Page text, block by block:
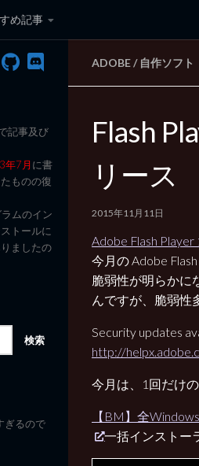
め記事
ュータ日記
ADOBE/ 自作ソフト
Flash
リース
2015年11月11日
Adobe Flash Player
今月の Adobe
脆弱性が明らかに
んですが、脆弱性
Security updates
http://
今月は、1回だけ
【BM】全
一括インストー
記事及び
年7月に書
ものの復
ムのイン
トールに
ましたの
ぎるので